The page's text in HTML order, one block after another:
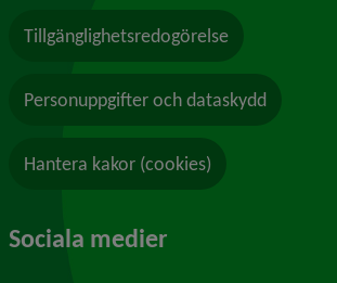
Tillgänglighetsredogörelse
Personuppgifter och dataskydd
Hantera kakor (cookies)
Sociala medier